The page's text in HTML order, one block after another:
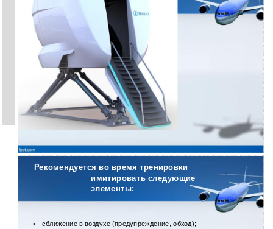
Рекомендуется во время тренировки
имитировать следующие
элементы:
•
сближение в воздухе (предупреждение, обход);